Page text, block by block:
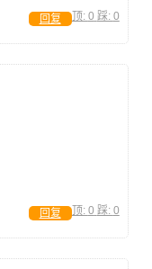
顶: 0 踩: 0
回复
顶: 0 踩: 0
回复